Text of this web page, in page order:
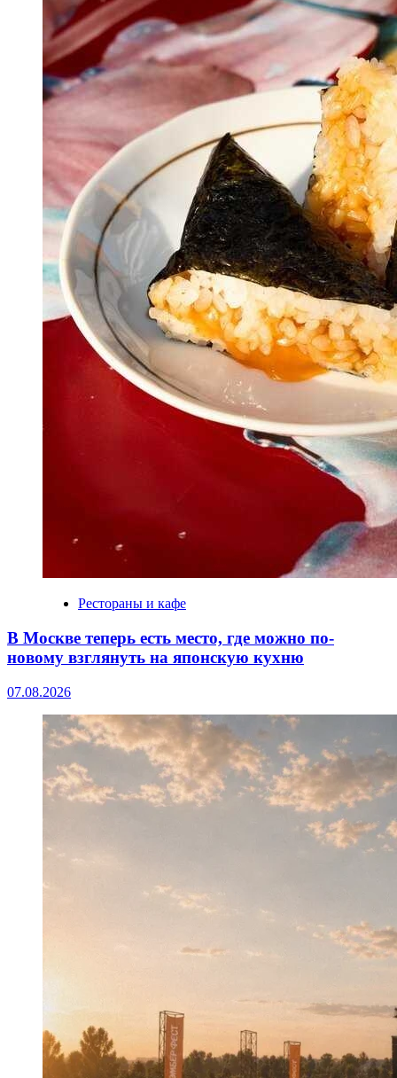
Рестораны и кафе
В Москве теперь есть место, где можно по-
новому взглянуть на японскую кухню
07.08.2026